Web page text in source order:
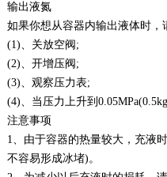
输出液氮
如果你想从容器内输出液体时，
(1)、关放空阀;
(2)、开增压阀;
(3)、观察压力表;
(4)、当压力上升到
注意事项
1、由于容器的热量较大，充液
不容易形成冰堵)。